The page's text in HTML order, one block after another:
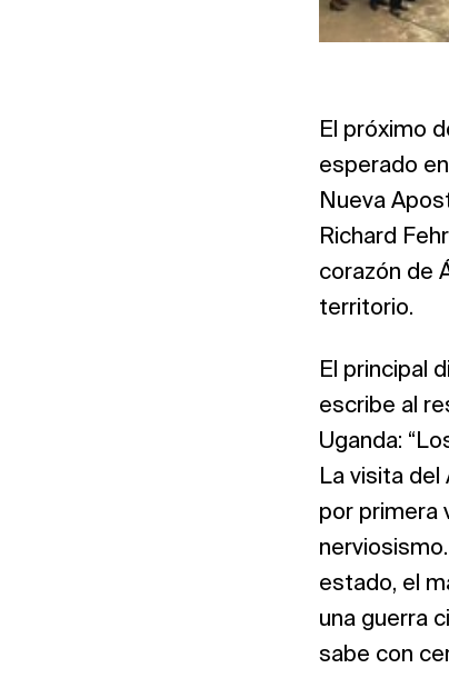
El próximo
esperado
Nueva
Richard
corazón de
territorio.
El principal
escribe al
Uganda:
La visita del
por primera
estado, el
una guerra
sabe con